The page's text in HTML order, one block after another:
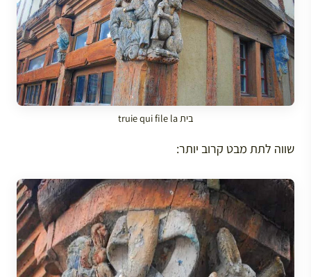
בית truie qui file la
שווה לתת מבט קרוב יותר: